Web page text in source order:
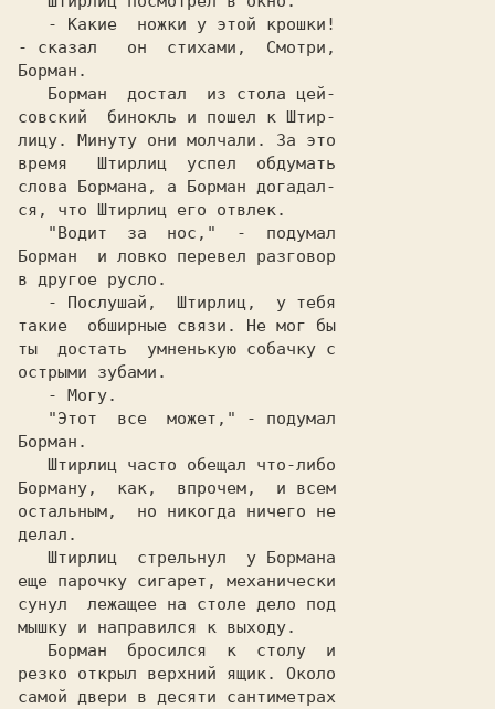
- сказал   он  стихами,  Смотри,
сoвский  бинокль и пошел к Штир-
лицу. Минуту они молчали. За это
время   Штирлиц  успел  обдумать
слова Бормана, a Борман дoгaдaл-
Борман  и ловко перевел разговор
такие  обширные связи. Не мог бы
ты  достать  умненькую собачку с
Борману,  как,  впрочем,  и всем
остальным,  но никогда ничего не
еще парочку сигарет, механически
сунул  лежащее на столе дело под
резко открыл верхний ящик. Около
самой двери в десяти сантиметрах